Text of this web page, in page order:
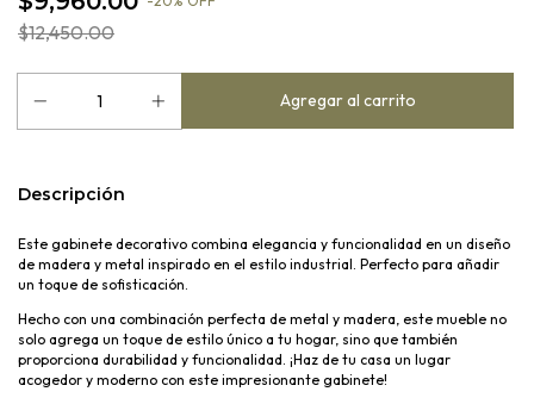
$12,450.00
Descripción
Este gabinete decorativo combina elegancia y funcionalidad en un diseño
de madera y metal inspirado en el estilo industrial. Perfecto para añadir
un toque de sofisticación.
Hecho con una combinación perfecta de metal y madera, este mueble no
solo agrega un toque de estilo único a tu hogar, sino que también
proporciona durabilidad y funcionalidad. ¡Haz de tu casa un lugar
acogedor y moderno con este impresionante gabinete!